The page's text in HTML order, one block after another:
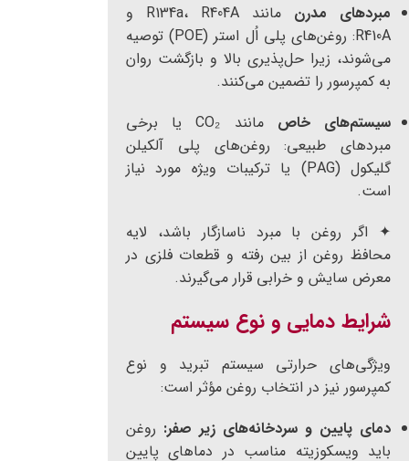
مبردهای مدرن
مانند R134a، R404A و
R410A: روغن‌های پلی اُل استر (POE) توصیه
می‌شوند، زیرا حل‌پذیری بالا و بازگشت روان
به کمپرسور را تضمین می‌کنند.
سیستم‌های خاص
مانند CO₂ یا برخی
مبردهای طبیعی: روغن‌های پلی آلکیلن
گلیکول (PAG) یا ترکیبات ویژه مورد نیاز
است.
✦ اگر روغن با مبرد ناسازگار باشد، لایه
محافظ روغن از بین رفته و قطعات فلزی در
معرض سایش و خرابی قرار می‌گیرند.
شرایط دمایی و نوع سیستم
ویژگی‌های حرارتی سیستم تبرید و نوع
کمپرسور نیز در انتخاب روغن مؤثر است:
دمای پایین و سردخانه‌های زیر صفر: روغن
باید ویسکوزیته مناسب در دماهای پایین